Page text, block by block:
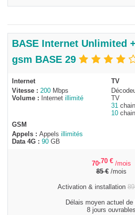
BASE Internet Unlimited
gsm BASE 29
Internet
Vitesse : 200 Mbps
Volume :
Internet illimité
TV
TV
31
10
GSM
Appels : Appels illimités
Data 4G : 90 GB
70,70 € /mois
85€/mois
Activation & installation
Délais moyen actuel
8 jours ouvrables